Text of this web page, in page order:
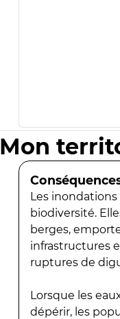
Mon
Les
biodiversité.
berges,
infrastructures
ruptures de
Lorsque les
dépérir, les